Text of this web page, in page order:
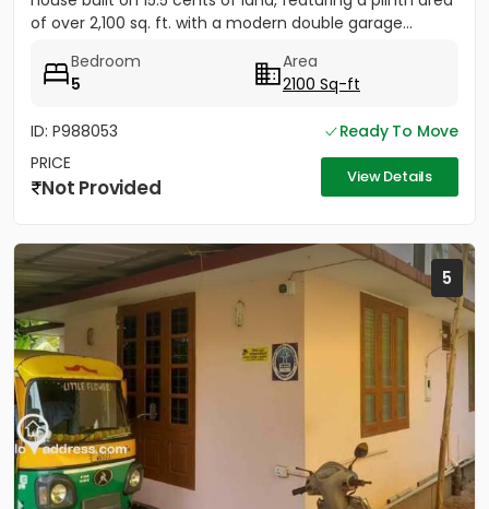
of over 2,100 sq. ft. with a modern double garage...
Bedroom
5
Area
2100 Sq-ft
ID: P988053
Ready To Move
PRICE
Not Provided View Details
5